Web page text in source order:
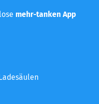
mehr-tanken App